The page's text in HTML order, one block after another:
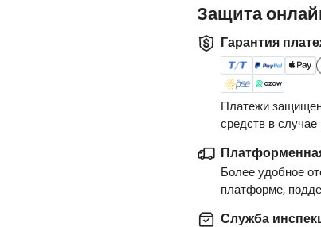
Защита
Гарантия
Платежи
средств в случае
Более удобное
платформе,
Служба